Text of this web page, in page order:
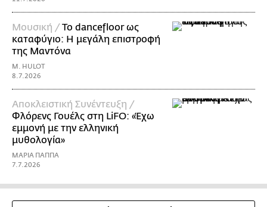
Μουσική /Το dancefloor ως
καταφύγιο: Η μεγάλη επιστροφή
της Μαντόνα
M. HULOT
8.7.2026
Αποκλειστική Συνέντευξη /
Φλόρενς Γουέλς στη LiFO: «Έχω
εμμονή με την ελληνική
μυθολογία»
ΜΑΡΙΑ ΠΑΠΠΑ
7.7.2026